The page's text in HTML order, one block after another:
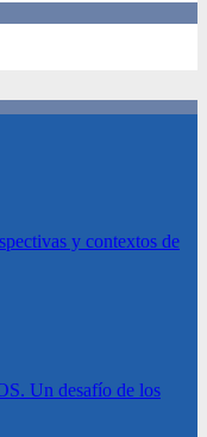
y contextos de
Un desafío de los